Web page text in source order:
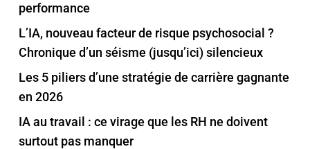
performance
L’IA, nouveau facteur de risque psychosocial ?
Chronique d’un séisme (jusqu’ici) silencieux
Les 5 piliers d’une stratégie de carrière gagnante
en 2026
IA au travail : ce virage que les RH ne doivent
surtout pas manquer